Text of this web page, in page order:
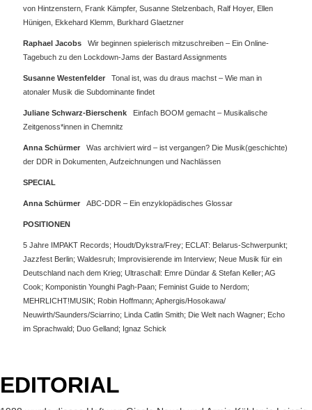
von Hintzenstern, Frank Kämpfer, Susanne Stelzenbach, Ralf Hoyer, Ellen
Hünigen, Ekkehard Klemm, Burkhard Glaetzner
Raphael Jacobs Wir beginnen spielerisch mitzuschreiben – Ein Online-
Tagebuch zu den Lockdown-Jams der Bastard Assignments
Susanne Westenfelder
Tonal ist, was du draus machst – Wie man in
atonaler Musik die Subdominante findet
Juliane Schwarz-Bierschenk
Einfach BOOM gemacht – Musikalische
Zeitgenoss*innen in Chemnitz
Anna Schürmer
Was archiviert wird – ist vergangen? Die Musik(geschichte)
der DDR in Dokumenten, Aufzeichnungen und Nachlässen
SPECIAL
Anna Schürmer ABC-DDR – Ein enzyklopädisches Glossar
POSITIONEN
5 Jahre IMPAKT Records; Houdt/Dykstra/Frey; ECLAT: Belarus-Schwerpunkt;
Jazzfest Berlin; Waldesruh; Improvisierende im Interview; Neue Musik für ein
Deutschland nach dem Krieg; Ultraschall: Emre Dündar & Stefan Keller; AG
Cook; Komponistin Younghi Pagh-Paan; Feminist Guide to Nerdom;
MEHRLICHT!MUSIK; Robin Hoffmann; Aphergis/Hosokawa/
Neuwirth/Saunders/Sciarrino; Linda Catlin Smith; Die Welt nach Wagner; Echo
im Sprachwald; Duo Gelland; Ignaz Schick
EDITORIAL